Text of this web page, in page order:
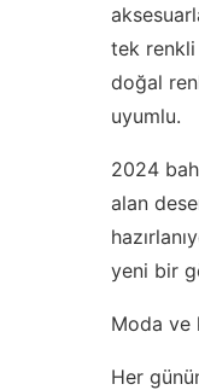
tek renkli
doğal
uyumlu.
2024
alan
yeni bir
Moda ve
Her